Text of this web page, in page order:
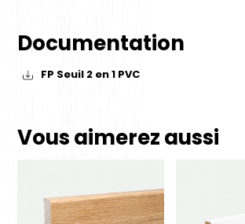
Documentation
FP Seuil 2 en 1 PVC
Vous aimerez aussi